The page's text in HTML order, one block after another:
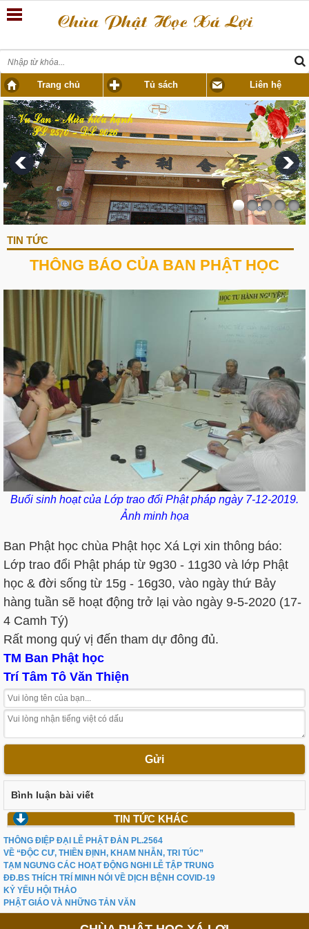
Trang chủ Tủ sách Liên hệ
TIN TỨC
THÔNG BÁO CỦA BAN PHẬT HỌC
Buổi sinh hoạt của Lớp trao đổi Phật pháp ngày 7-12-2019.
Ảnh minh họa
Ban Phật học chùa Phật học Xá Lợi xin thông báo:
Lớp trao đổi Phật pháp từ 9g30 - 11g30 và lớp Phật
học & đời sống từ 15g - 16g30, vào ngày thứ Bảy
hàng tuần sẽ hoạt động trở lại vào ngày 9-5-2020 (17-
4 Camh Tý)
Rất mong quý vị đến tham dự đông đủ.
TM Ban Phật học
Trí Tâm Tô Văn Thiện
Gửi
Bình luận bài viết
TIN TỨC KHÁC
THÔNG ĐIỆP ĐẠI LỄ PHẬT ĐẢN PL.2564
VỀ “ĐỘC CƯ, THIỀN ĐỊNH, KHAM NHẪN, TRI TÚC”
TẠM NGƯNG CÁC HOẠT ĐỘNG NGHI LỄ TẬP TRUNG
ĐĐ.BS THÍCH TRÍ MINH NÓI VỀ DỊCH BỆNH COVID-19
KỶ YẾU HỘI THẢO
PHẬT GIÁO VÀ NHỮNG TẢN VĂN